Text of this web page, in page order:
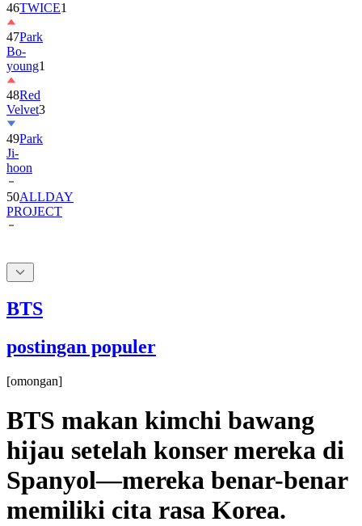
46TWICE1
47Park
Bo-
young1
48Red
Velvet3
49Park
Ji-
hoon
50ALLDAY
PROJECT
BTS
postingan populer
[omongan]
BTS makan kimchi bawang
hijau setelah konser mereka di
Spanyol—mereka benar-benar
memiliki cita rasa Korea.